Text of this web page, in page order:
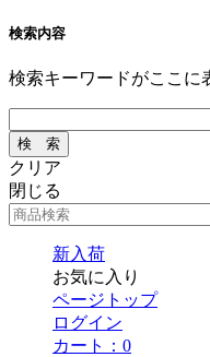
検索内容
検索キーワードがここに
クリア
閉じる
新入荷
お気に入り
ページトップ
ログイン
カート： 0